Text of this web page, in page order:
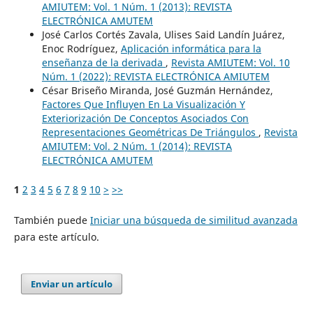
AMIUTEM: Vol. 1 Núm. 1 (2013): REVISTA
ELECTRÓNICA AMUTEM
José Carlos Cortés Zavala, Ulises Said Landín Juárez,
Enoc Rodríguez, Aplicación informática para la
enseñanza de la derivada , Revista AMIUTEM: Vol. 10
Núm. 1 (2022): REVISTA ELECTRÓNICA AMIUTEM
César Briseño Miranda, José Guzmán Hernández,
Factores Que Influyen En La Visualización Y
Exteriorización De Conceptos Asociados Con
Representaciones Geométricas De Triángulos , Revista
AMIUTEM: Vol. 2 Núm. 1 (2014): REVISTA
ELECTRÓNICA AMUTEM
1 2 3 4 5 6 7 8 9 10 > >>
También puede Iniciar una búsqueda de similitud avanzada
para este artículo.
Enviar un artículo